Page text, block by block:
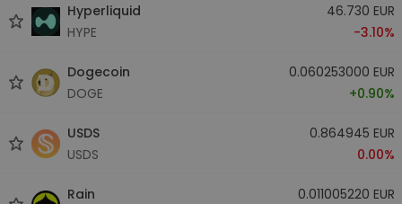
Hyperliquid
HYPE
46.730 EUR
-3.10%
Dogecoin
DOGE
0.060253000 EUR
+0.90%
USDS
USDS
0.864945 EUR
0.00%
Rain
0.011005220 EUR